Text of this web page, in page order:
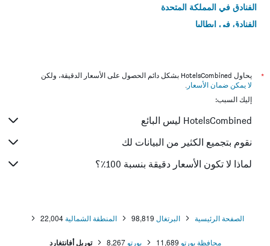
الفنادق في المملكة المتحدة
الفنادق في إيطاليا
*
يحاول HotelsCombined بشكل دائم الحصول على الأسعار الدقيقة، ولكن
لا يمكن ضمان الأسعار .
إليك السبب:
HotelsCombined ليس البائع
نقوم بتجميع الكثير من البيانات لك
لماذا لا تكون الأسعار دقيقة بنسبة 100٪؟
الصفحة الرئيسية البرتغال 98,819 المنطقة الشمالية22,004
محافظة بورتو 11,689 بورتو 8,267 توريل أفانتغارد